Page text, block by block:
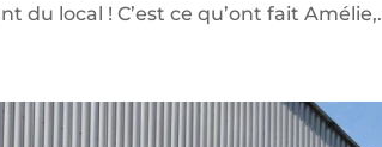
du local ! C’est ce qu’ont fait